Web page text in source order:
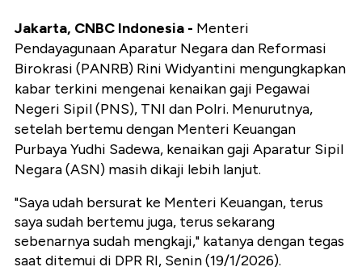
Jakarta, CNBC Indonesia - Menteri
Pendayagunaan Aparatur Negara dan Reformasi
Birokrasi (PANRB) Rini Widyantini mengungkapkan
kabar terkini mengenai kenaikan gaji Pegawai
Negeri Sipil (PNS), TNI dan Polri. Menurutnya,
setelah bertemu dengan Menteri Keuangan
Purbaya Yudhi Sadewa, kenaikan gaji Aparatur Sipil
Negara (ASN) masih dikaji lebih lanjut.
"Saya udah bersurat ke Menteri Keuangan, terus
saya sudah bertemu juga, terus sekarang
sebenarnya sudah mengkaji," katanya dengan tegas
saat ditemui di DPR RI, Senin (19/1/2026).